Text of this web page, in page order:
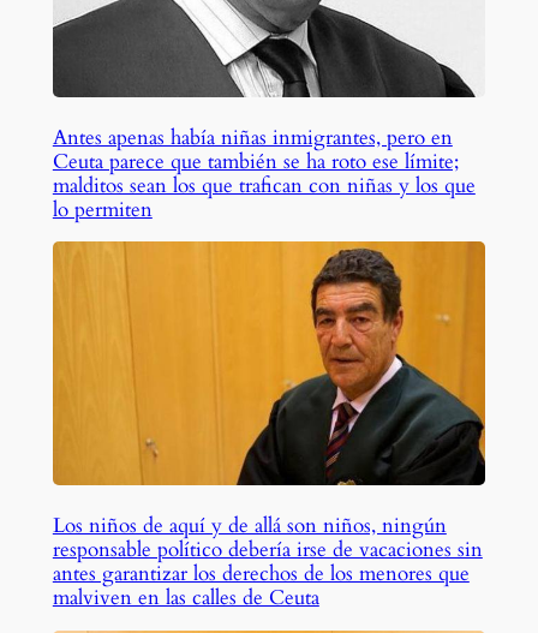
Antes apenas había niñas inmigrantes, pero en
Ceuta parece que también se ha roto ese límite;
malditos sean los que trafican con niñas y los que
lo permiten
Los niños de aquí y de allá son niños, ningún
responsable político debería irse de vacaciones sin
antes garantizar los derechos de los menores que
malviven en las calles de Ceuta